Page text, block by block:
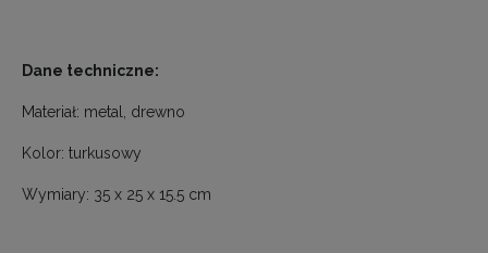
Dane techniczne:
Materiał: metal, drewno
Kolor: turkusowy
Wymiary: 35 x 25 x 15.5 cm